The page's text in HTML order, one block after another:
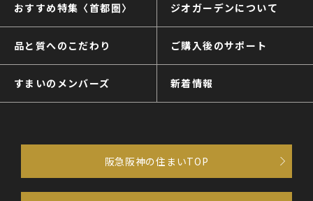
おすすめ特集〈首都圏〉 ジオガーデンについて
品と質へのこだわり ご購入後のサポート
すまいのメンバーズ 新着情報
阪急阪神の住まいTOP